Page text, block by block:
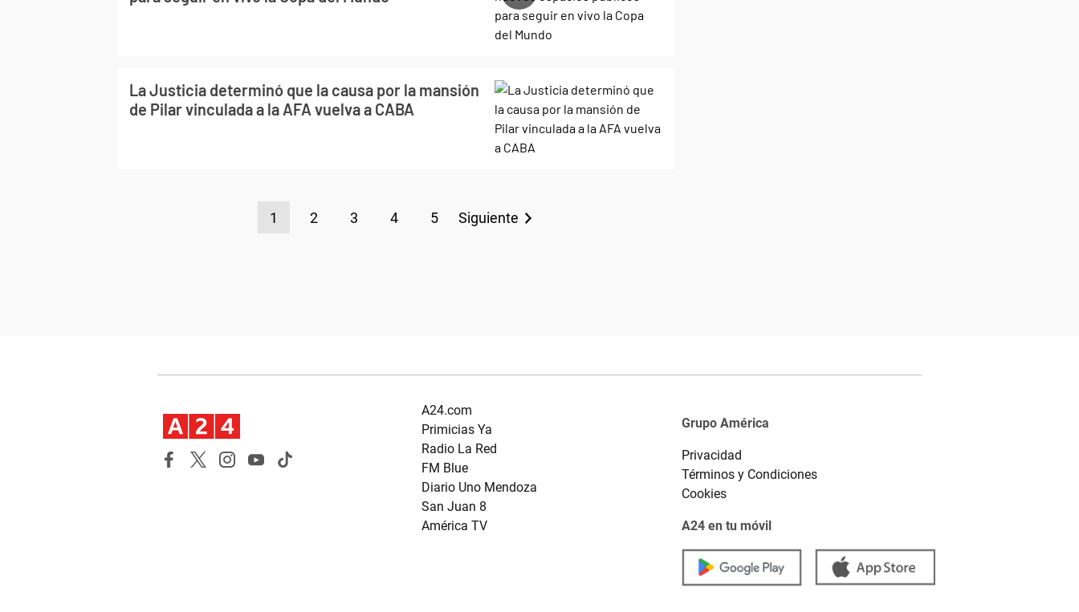
La Justicia determinó que la causa por la mansión
de Pilar vinculada a la AFA vuelva a CABA
1 2 3 4 5 Siguiente
A24.com
Primicias Ya
Radio La Red
FM Blue
Diario Uno Mendoza
San Juan 8
América TV
Grupo América
Privacidad
Términos y Condiciones
Cookies
A24 en tu móvil